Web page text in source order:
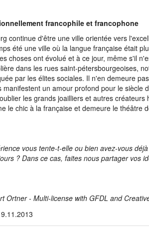
francophile et francophone
continue d'être une ville orientée vers
été une ville où la langue française était
choses ont évolué et à ce jour, même s'il
dans les rues saint-pétersbourgeoises,
par les élites sociales. Il n'en demeure
manifestent un amour profond pour le siècle
les grands joailliers et autres créateurs
le chic à la française et demeure le théâtre
vous tente-t-elle ou bien avez-vous
? Dans ce cas, faites nous partager vos
Ortner - Multi-license with GFDL and